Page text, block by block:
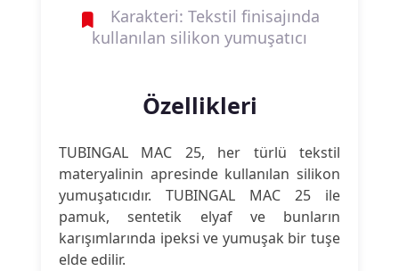
Karakteri: Tekstil finisajında
kullanılan silikon yumuşatıcı
Özellikleri
TUBINGAL MAC 25, her türlü tekstil
materyalinin apresinde kullanılan silikon
yumuşatıcıdır. TUBINGAL MAC 25 ile
pamuk, sentetik elyaf ve bunların
karışımlarında ipeksi ve yumuşak bir tuşe
elde edilir.